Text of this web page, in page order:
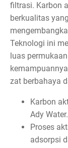
filtrasi. Karbon
berkualitas
Teknologi ini
luas
zat berbahaya
Karbon
Ady Water.
Proses
adsorpsi